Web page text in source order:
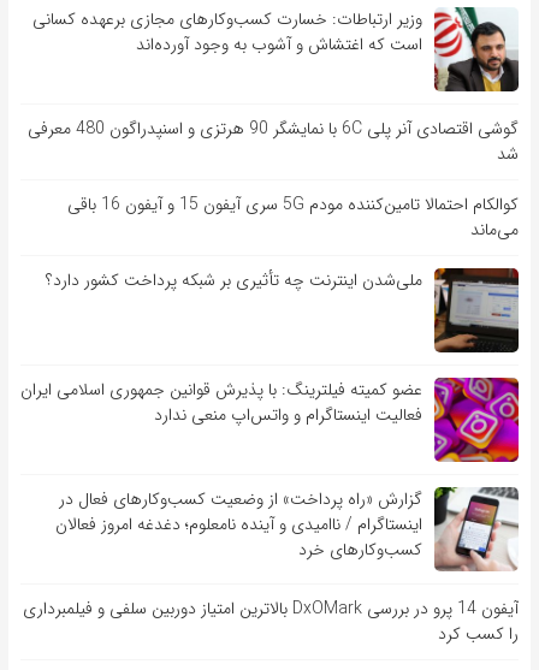
وزیر ارتباطات: خسارت کسب‌وکارهای مجازی برعهده کسانی
است که اغتشاش و آشوب به وجود آورده‌اند
گوشی اقتصادی آنر پلی 6C با نمایشگر 90 هرتزی و اسنپدراگون 480 معرفی
شد
کوالکام احتمالا تامین‌کننده مودم 5G سری آیفون 15 و آیفون 16 باقی
می‌ماند
ملی‌شدن اینترنت چه تأثیری بر شبکه پرداخت کشور دارد؟
عضو کمیته فیلترینگ: با پذیرش قوانین جمهوری اسلامی ایران
فعالیت اینستاگرام و واتس‌اپ منعی ندارد
گزارش «راه پرداخت» از وضعیت کسب‌وکارهای فعال در
اینستاگرام / ناامیدی و آینده نامعلوم؛ دغدغه امروز فعالان
کسب‌وکارهای خرد
آیفون 14 پرو در بررسی DxOMark بالاترین امتیاز دوربین سلفی و فیلمبرداری
را کسب کرد